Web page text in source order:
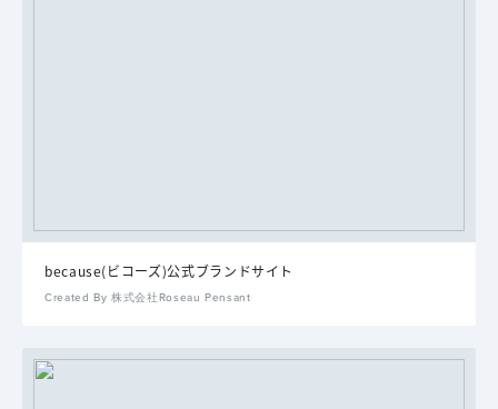
because(ビコーズ)公式ブランドサイト
Created By 株式会社Roseau Pensant